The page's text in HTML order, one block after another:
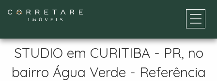
STUDIO em CURITIBA - PR, no
bairro Água Verde - Referência